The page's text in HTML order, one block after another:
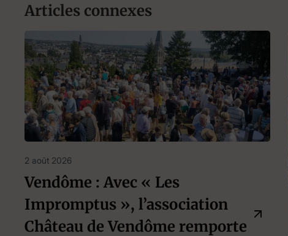
Articles connexes
2 août 2026
Vendôme : Avec « Les
Impromptus », l’association
Château de Vendôme remporte